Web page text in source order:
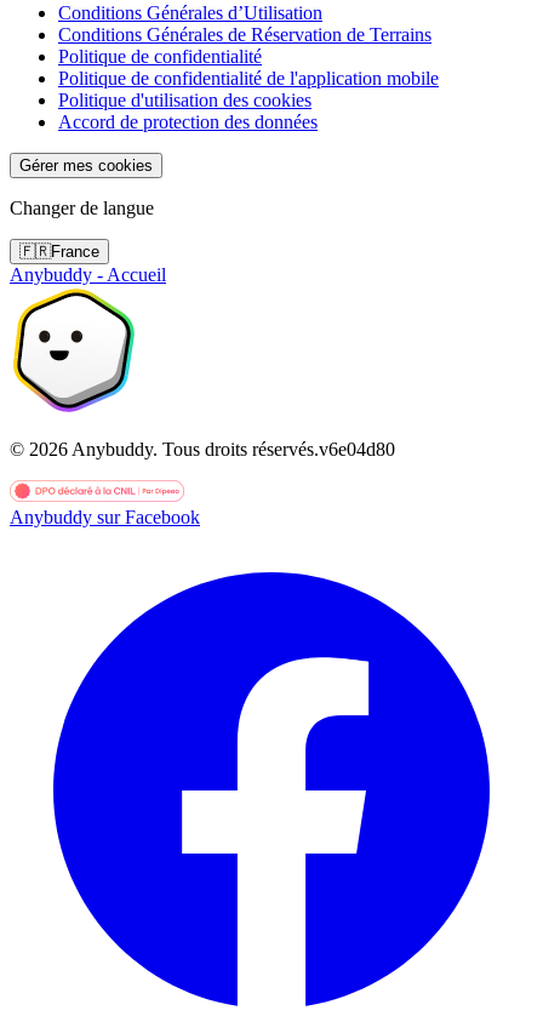
Conditions Générales d’Utilisation
Conditions Générales de Réservation de Terrains
Politique de confidentialité
Politique de confidentialité de l'application mobile
Politique d'utilisation des cookies
Accord de protection des données
Gérer mes cookies
Changer de langue
🇫🇷France
Anybuddy - Accueil
© 2026 Anybuddy. Tous droits réservés.v6e04d80
Anybuddy sur Facebook